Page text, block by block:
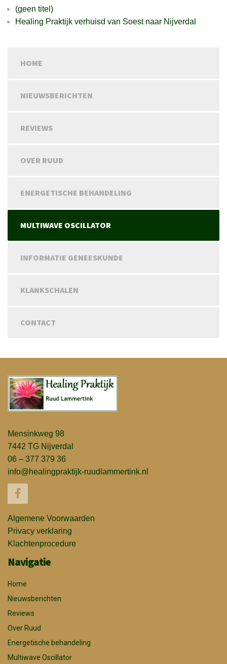
(geen titel)
Healing Praktijk verhuisd van Soest naar Nijverdal
HOME
NIEUWSBERICHTEN
REVIEWS
OVER RUUD
ENERGETISCHE BEHANDELING
MULTIWAVE OSCILLATOR
INFORMATIE GENEESKUNDE
KLANKSCHALEN
CONTACT
Mensinkweg 98
7442 TG Nijverdal
06 – 377 379 36
info@healingpraktijk-ruudlammertink.nl
Algemene Voorwaarden
Privacy verklaring
Klachtenprocedure
Navigatie
Home
Nieuwsberichten
Reviews
Over Ruud
Energetische behandeling
Multiwave Oscillator